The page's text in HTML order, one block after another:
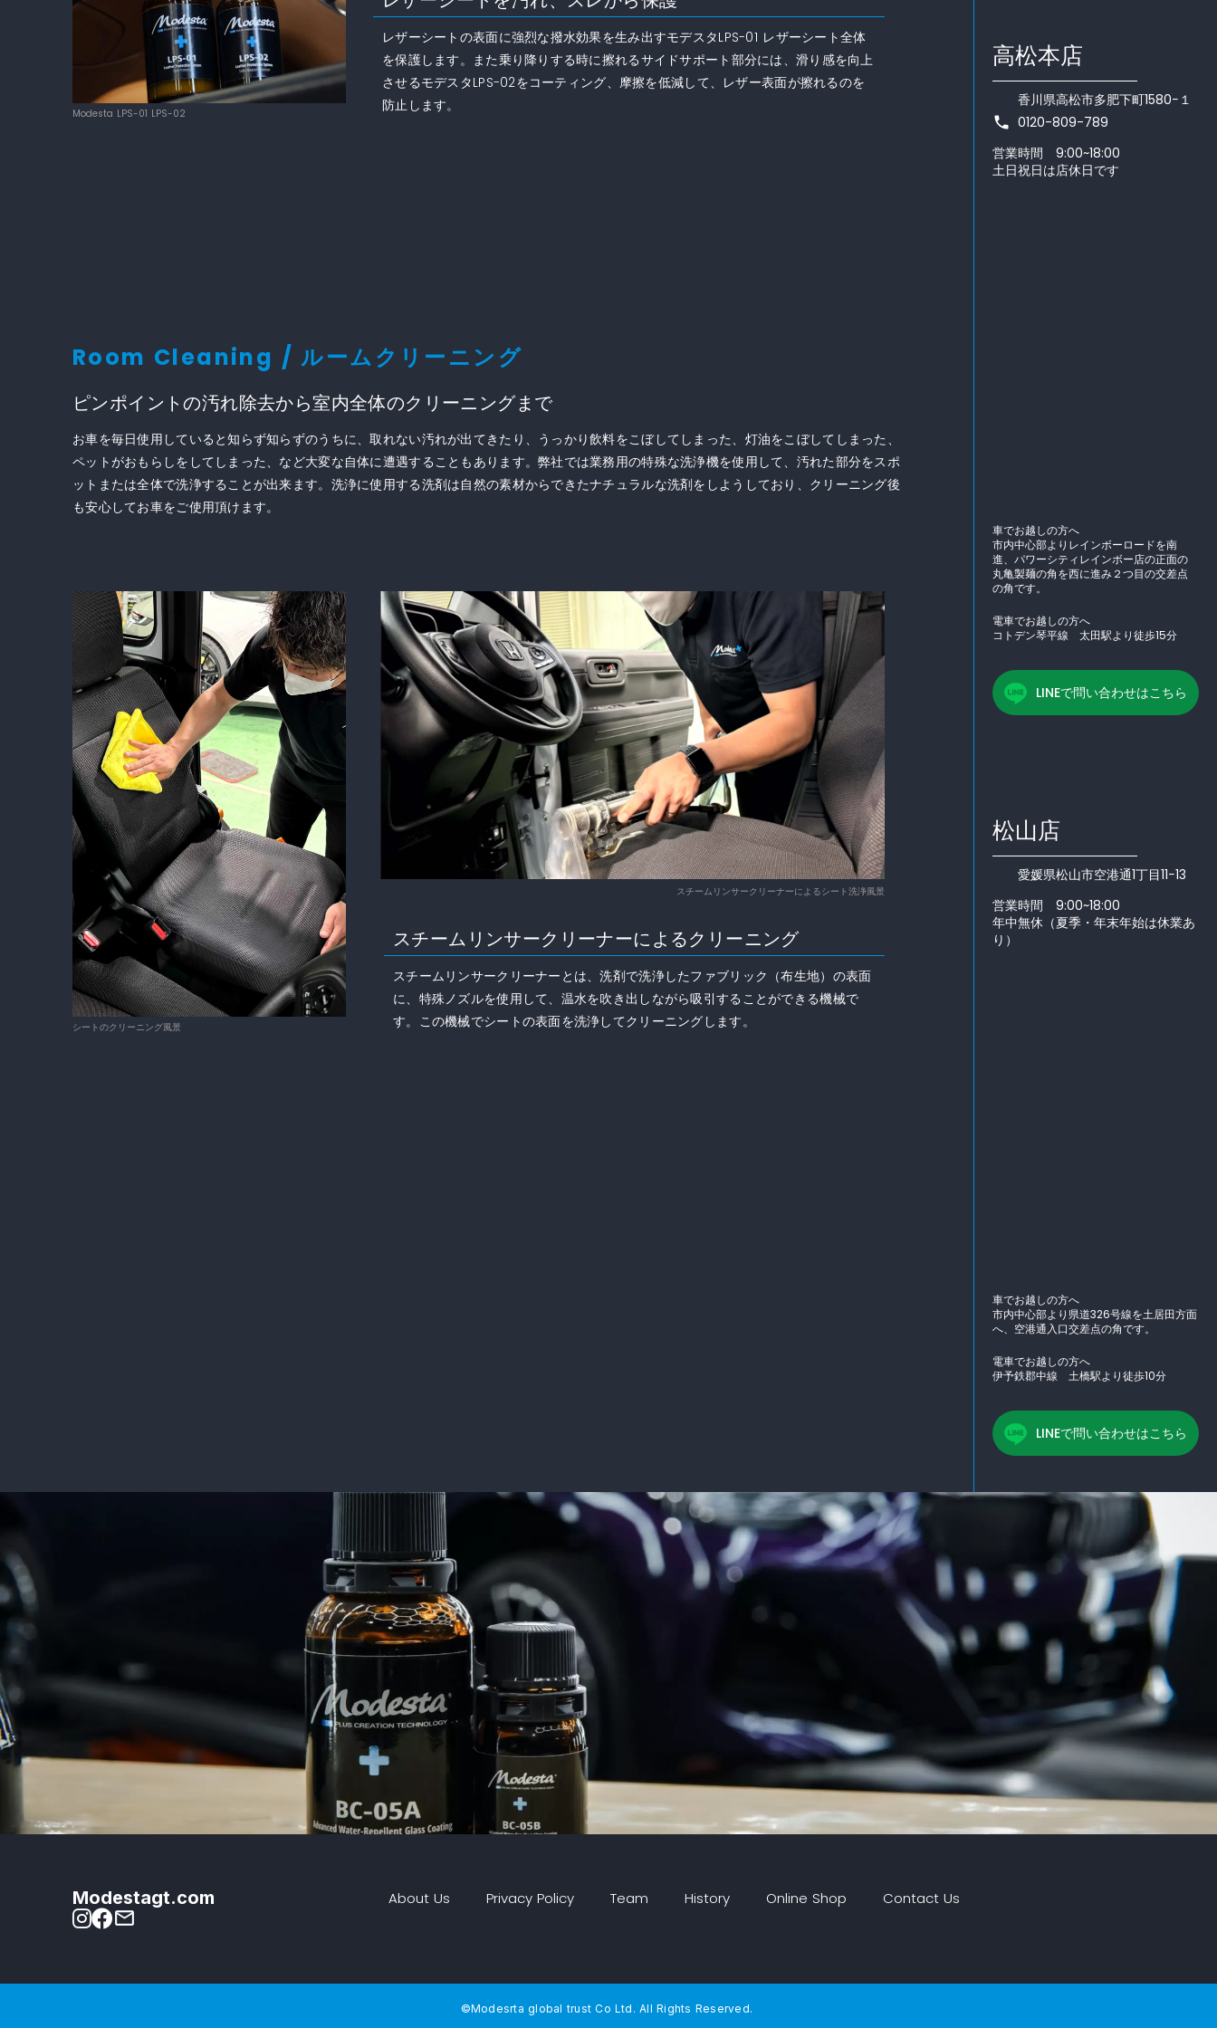
Modesta LPS-01 LPS-02
レザーシートの表面に強烈な撥水効果を生み出すモデスタLPS-01 レザーシート全体
を保護します。また乗り降りする時に擦れるサイドサポート部分には、滑り感を向上
させるモデスタLPS-02をコーティング、摩擦を低減して、レザー表面が擦れるのを
防止します。
Room Cleaning / ルームクリーニング
ピンポイントの汚れ除去から室内全体のクリーニングまで
お車を毎日使用していると知らず知らずのうちに、取れない汚れが出てきたり、うっかり飲料をこぼしてしまった、灯油をこぼしてしまった、
ペットがおもらしをしてしまった、など大変な自体に遭遇することもあります。弊社では業務用の特殊な洗浄機を使用して、汚れた部分をスポ
ットまたは全体で洗浄することが出来ます。洗浄に使用する洗剤は自然の素材からできたナチュラルな洗剤をしようしており、クリーニング後
も安心してお車をご使用頂けます。
シートのクリーニング風景
スチームリンサークリーナーによるシート洗浄風景
スチームリンサークリーナーによるクリーニング
スチームリンサークリーナーとは、洗剤で洗浄したファブリック（布生地）の表面
に、特殊ノズルを使用して、温水を吹き出しながら吸引することができる機械で
す。この機械でシートの表面を洗浄してクリーニングします。
高松本店
香川県高松市多肥下町1580−１
phone 0120-809-789
営業時間 9:00~18:00
土日祝日は店休日です
車でお越しの方へ
市内中心部よりレインボーロードを南
進、パワーシティレインボー店の正面の
丸亀製麺の角を西に進み２つ目の交差点
の角です。
電車でお越しの方へ
コトデン琴平線 太田駅より徒歩15分
LINEで問い合わせはこちら
松山店
愛媛県松山市空港通1丁目11−13
営業時間 9:00~18:00
年中無休（夏季・年末年始は休業あ
り）
車でお越しの方へ
市内中心部より県道326号線を土居田方面
へ、空港通入口交差点の角です。
電車でお越しの方へ
伊予鉄郡中線 土橋駅より徒歩10分
LINEで問い合わせはこちら
Modestagt.com
mail_outline
About Us Privacy Policy Team History Online Shop Contact Us
©Modesrta global trust Co Ltd. All Rights Reserved.